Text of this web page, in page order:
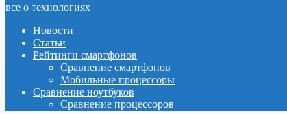
все о технологиях
Новости
Статьи
Рейтинги смартфонов
Сравнение смартфонов
Мобильные процессоры
Сравнение ноутбуков
Сравнение процессоров